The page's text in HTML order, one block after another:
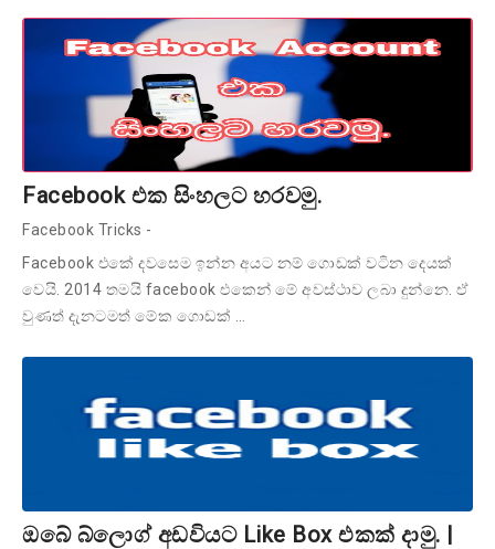
Facebook එක සිංහලට හරවමු.
Facebook Tricks -
Facebook එකේ දවසෙම ඉන්න අයට නම් ගොඩක් වටින දෙයක්
වෙයි. 2014 තමයි facebook එකෙන් මේ අවස්ථාව ලබා දුන්නෙ. ඒ
වුණත් දැනටමත් මේක ගොඩක් …
ඔබේ බ්ලො‌ග් අඩවියට Like Box එකක් දාමු. |